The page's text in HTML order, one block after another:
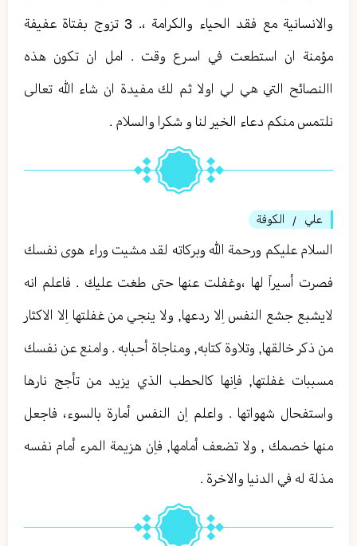
والانسانية مع فقد الحياء والكرامة ،. 3 تزوج بفتاة عفيفة
مؤمنة ان استطعت في اسرع وقت . امل ان تكون هذه
االنصائح التي هي لي اولا ثم لك مفيدة ان شاء الله تعالى
نلتمس منكم دعاء الخير لنا و شكرا والسلام .
علي / الكوفة
السلام عليكم ورحمة الله وبركاته لقد مشيت وراء هوى نفسك
فصرت أسيراً لها ،وغفلت عنها حتى طغت عليك . فاعلم انه
لايشبع جشع النفس اِلا ردعها, ولا ينجي من غفلتها اِلا الاكثار
من ذكر خالقها, وتلاوة كتابه, ومناجاة أحبابه . وامنع عن نفسك
مسببات غفلتها, فاِنها كالحطب الذي يزيد من تأجج نارها
واستفحال شهواتها . واعلم اِن النفس أمارة بالسوء، فاجعل
منها خصمك , ولا تضعف أمامها, فاِن هزيمة المرء أمام نفسه
مذلة له في الدنيا والاخرة .